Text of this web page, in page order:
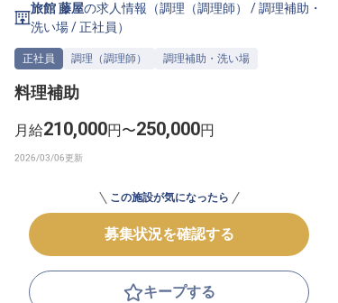
無料 転職サポートに申し込む
旅館 藤屋の求人情報（調理（調理師） /調理補助・
洗い場/正社員 ）
正社員 調理（調理師） 調理補助・洗い場
料理補助
月給210,000円〜250,000円
この施設が気になったら
募集状況を確認する
キープする